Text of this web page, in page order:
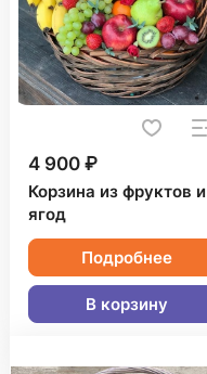
4 900 ₽
Корзина из фруктов и
ягод
Подробнее
В корзину